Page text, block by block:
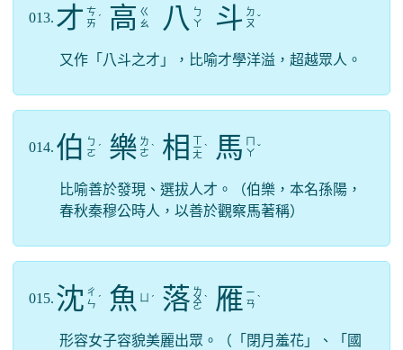
013. 才 ㄘ
ㄞ ˊ 高 ㄍ
ㄠ
八 ㄅ
ㄚ
斗 ㄉ
ㄡ ˇ
又作「八斗之才」，比喻才學洋溢，超越眾人。
014. 伯 ㄅ
ㄛ ˊ 樂 ㄌ
ㄜ ˋ 相 ㄧ
ㄤ
ˋ 馬 ㄚ ˇ
比喻善於發現、選拔人才。（伯樂，本名孫陽，
春秋秦穆公時人，以善於觀察馬著稱）
015. 沈 ㄔ
ㄣ ˊ 魚 ˊ 落 ㄌ
ㄨ
ㄛ
ˋ 雁 ㄧ
ㄢ ˋ
形容女子容貌美麗出眾。（「閉月羞花」、「國